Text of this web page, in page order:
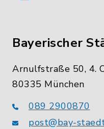
Bayerischer
Arnulfstraße 50, 4.
80335 München
089 2900870
post@bay-